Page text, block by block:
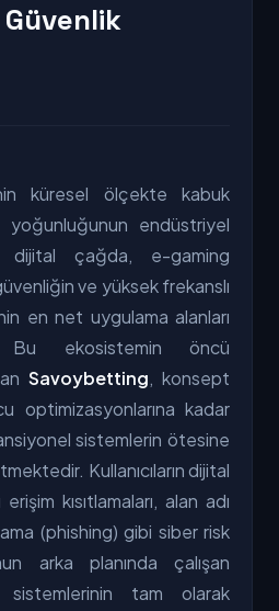
Güvenlik
küresel ölçekte kabuk
endüstriyel
dijital çağda, e-gaming
ve yüksek frekanslı
en net uygulama alanları
Bu ekosistemin öncü
Savoybetting, konsept
optimizasyonlarına kadar
sistemlerin ötesine
Kullanıcıların dijital
kısıtlamaları, alan adı
(phishing) gibi siber risk
arka planında çalışan
sistemlerinin tam olarak